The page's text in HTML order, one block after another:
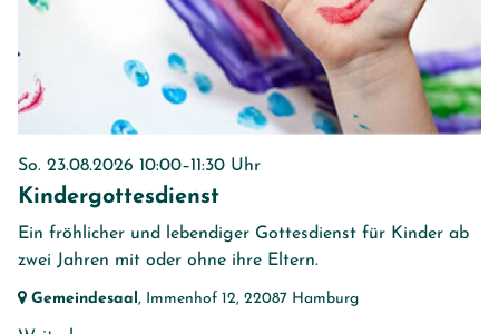
So. 23.08.2026 10:00–11:30 Uhr
Kindergottesdienst
Ein fröhlicher und lebendiger Gottesdienst für Kinder ab
zwei Jahren mit oder ohne ihre Eltern.
Gemeindesaal , Immenhof 12, 22087 Hamburg